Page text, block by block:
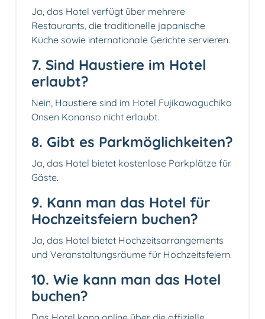
Ja, das Hotel verfügt über mehrere
Restaurants, die traditionelle japanische
Küche sowie internationale Gerichte servieren.
7. Sind Haustiere im Hotel
erlaubt?
Nein, Haustiere sind im Hotel Fujikawaguchiko
Onsen Konanso nicht erlaubt.
8. Gibt es Parkmöglichkeiten?
Ja, das Hotel bietet kostenlose Parkplätze für
Gäste.
9. Kann man das Hotel für
Hochzeitsfeiern buchen?
Ja, das Hotel bietet Hochzeitsarrangements
und Veranstaltungsräume für Hochzeitsfeiern.
10. Wie kann man das Hotel
buchen?